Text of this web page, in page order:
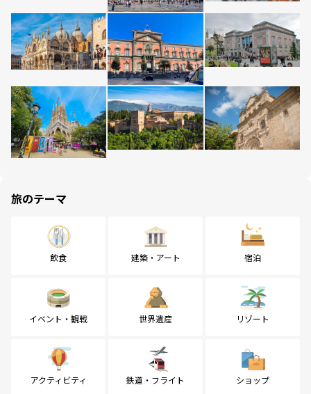
旅のテーマ
飲食 建築・アート 宿泊
イベント・観戦 世界遺産 リゾート
アクティビティ 鉄道・フライト ショップ